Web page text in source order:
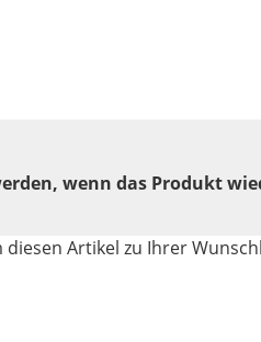
wenn das Produkt
diesen Artikel zu Ihrer